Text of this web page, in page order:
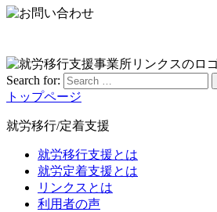
Search for:
トップページ
就労移行/定着支援
就労移行支援とは
就労定着支援とは
リンクスとは
利用者の声